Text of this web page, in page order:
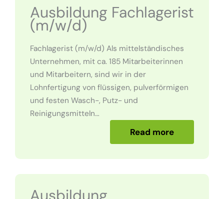
Ausbildung Fachlagerist
(m/w/d)
Fachlagerist (m/w/d) Als mittelständisches
Unternehmen, mit ca. 185 Mitarbeiterinnen
und Mitarbeitern, sind wir in der
Lohnfertigung von flüssigen, pulverförmigen
und festen Wasch-, Putz- und
Reinigungsmitteln…
Read more